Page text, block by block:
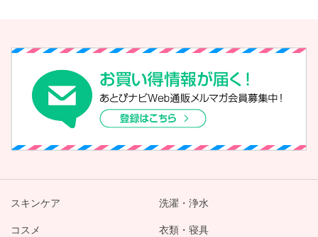
スキンケア
コスメ
洗濯・浄水
衣類・寝具